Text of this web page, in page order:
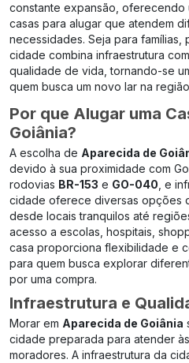
constante expansão, oferecendo
casas para alugar que atendem
necessidades. Seja para famílias,
cidade combina infraestrutura
qualidade de vida, tornando-se
quem busca um novo lar na
Por que Alugar uma
Goiânia?
A escolha de Aparecida de
devido à sua proximidade com
rodovias BR-153 e GO-040 , e
cidade oferece diversas opções
desde locais tranquilos até
acesso a escolas, hospitais,
casa proporciona flexibilidade e
para quem busca explorar
por uma compra.
Infraestrutura e
Morar em Aparecida de Goiânia
cidade preparada para atender
moradores. A infraestrutura da